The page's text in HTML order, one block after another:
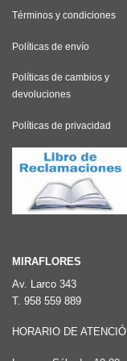
Términos y condiciones
Políticas de envío
Políticas de cambios y
devoluciones
Políticas de privacidad
MIRAFLORES
Av. Larco 343
T. 958 559 889
HORARIO DE